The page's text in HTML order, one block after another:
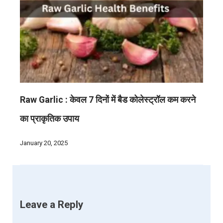
Raw Garlic : केवल 7 दिनों में बैड कोलेस्ट्रॉल कम करने
का प्राकृतिक उपाय
January 20, 2025
Leave a Reply